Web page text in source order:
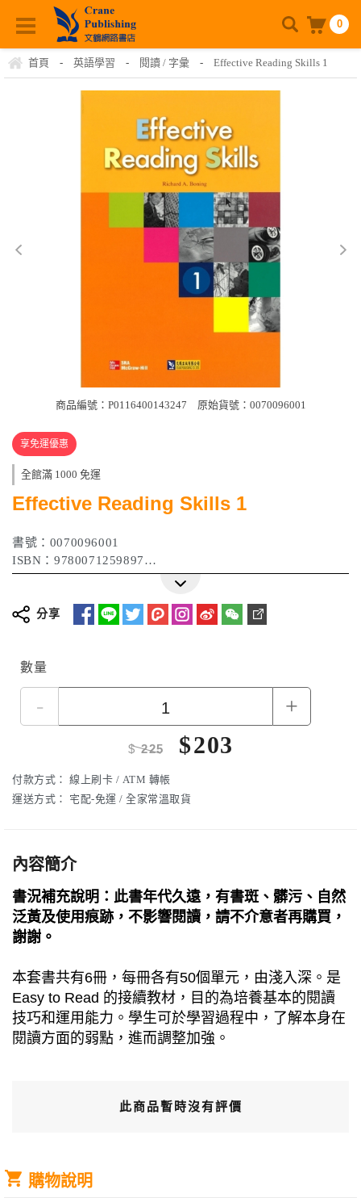
0
首頁 - 英語學習 - 閱讀 / 字彙 - Effective Reading Skills 1
商品編號：P0116400143247 原始貨號：0070096001
享免運優惠
全館滿 1000 免運
Effective Reading Skills 1
書號：0070096001
ISBN：9780071259897
作者：Richard Boning
分享
數量
- +
$225 $203
付款方式： 線上刷卡 / ATM 轉帳
運送方式：
宅配-免運 / 全家常溫取貨
內容簡介
書況補充說明：此書年代久遠，有書斑、髒污、自然
泛黃及使用痕跡，不影響閱讀，請不介意者再購買，
謝謝。
本套書共有6冊，每冊各有50個單元，由淺入深。是
Easy to Read 的接續教材，目的為培養基本的閱讀
技巧和運用能力。學生可於學習過程中，了解本身在
閱讀方面的弱點，進而調整加強。
此商品暫時沒有評價
購物說明